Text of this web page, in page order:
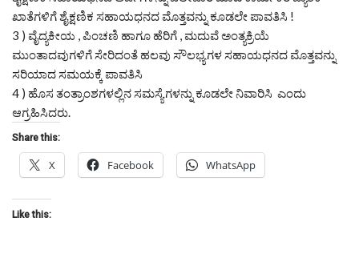
ಖಾತೆಗಳಿಗೆ ಶೈಕ್ಷಣಿಕ ಸಹಾಯಧನದ ಮೊತ್ತವನ್ನು ಕೂಡಲೇ ಪಾವತಿಸಿ !
3 ) ವೈದ್ಯಕೀಯ , ಪಿಂಚಣಿ ಹಾಗೂ ಹೆರಿಗೆ , ಮದುವೆ ಅಂತ್ಯಕ್ರಿಯೆ
ಮುಂತಾದವುಗಳಿಗೆ ಸೇರಿದಂತೆ ಹಲವು ಸೌಲಭ್ಯಗಳ ಸಹಾಯಧನದ ಮೊತ್ತವನ್ನು
ಸರಿಯಾದ ಸಮಯಕ್ಕೆ ಪಾವತಿಸಿ
4 ) ಹೊಸ ತಂತ್ರಾಂಶಗಳಲ್ಲಿನ ಸಮಸ್ಯೆಗಳನ್ನು ಕೂಡಲೇ ನಿವಾರಿಸಿ ಎಂದು
ಆಗ್ರಹಿಸಿದರು.
Share this:
X Facebook WhatsApp
Like this: